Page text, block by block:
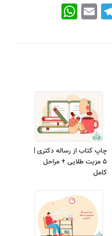
WhatsApp Email
چاپ کتاب از رساله دکتری |
5 مزیت طلایی + مراحل
کامل